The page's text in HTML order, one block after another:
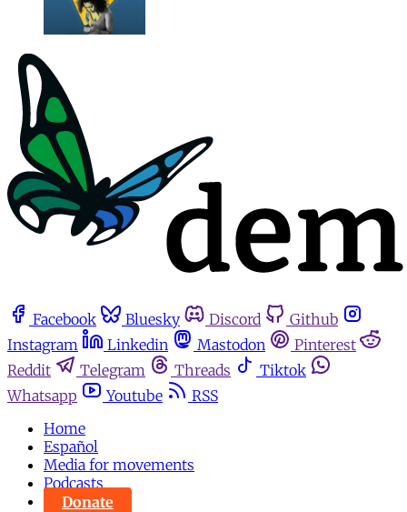
Facebook Bluesky Discord
Github
Instagram
Linkedin Mastodon
Pinterest
Reddit
Telegram Threads
Tiktok
Whatsapp
Youtube
RSS
Home
Español
Media for movements
Podcasts
Donate